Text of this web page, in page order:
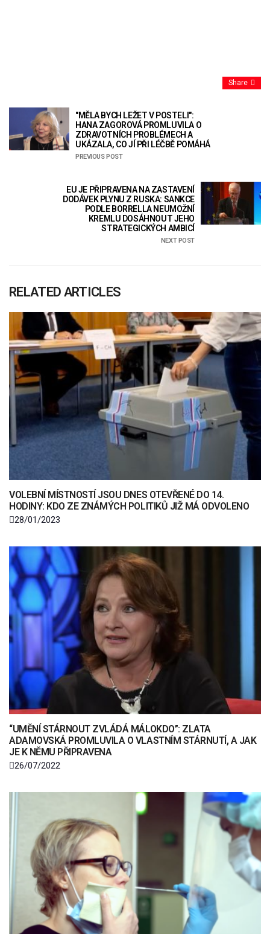
Share
"MĚLA BYCH LEŽET V POSTELI":
HANA ZAGOROVÁ PROMLUVILA O
ZDRAVOTNÍCH PROBLÉMECH A
UKÁZALA, CO JÍ PŘI LÉČBĚ POMÁHÁ
PREVIOUS POST
EU JE PŘIPRAVENA NA ZASTAVENÍ
DODÁVEK PLYNU Z RUSKA: SANKCE
PODLE BORRELLA NEUMOŽNÍ
KREMLU DOSÁHNOUT JEHO
STRATEGICKÝCH AMBICÍ
NEXT POST
RELATED ARTICLES
VOLEBNÍ MÍSTNOSTÍ JSOU DNES OTEVŘENÉ DO 14.
HODINY: KDO ZE ZNÁMÝCH POLITIKŮ JIŽ MÁ ODVOLENO
28/01/2023
“UMĚNÍ STÁRNOUT ZVLÁDÁ MÁLOKDO”: ZLATA
ADAMOVSKÁ PROMLUVILA O VLASTNÍM STÁRNUTÍ, A JAK
JE K NĚMU PŘIPRAVENA
26/07/2022